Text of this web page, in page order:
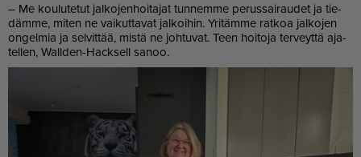
– Me kou­lu­te­tut jal­ko­jen­hoi­ta­jat tun­nem­me pe­rus­sai­rau­det ja tie­
däm­me, mi­ten ne vai­kut­ta­vat jal­koi­hin. Yri­täm­me rat­koa jal­ko­jen
on­gel­mia ja sel­vit­tää, mis­tä ne joh­tu­vat. Teen hoi­to­ja ter­veyt­tä aja­
tel­len, Wal­l­den-Hack­sell sa­noo.